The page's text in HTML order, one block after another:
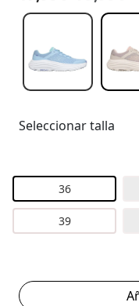
Seleccionar talla
36
39